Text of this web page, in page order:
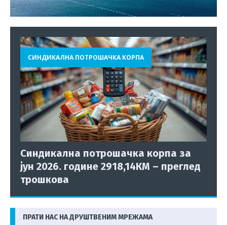
СИНДИКАЛНА ПОТРОШАЧКА КОРПА
Синдикална потрошачка корпа за
јун 2026. године 2918,14КМ – преглед
трошкова
ПРАТИ НАС НА ДРУШТВЕНИМ МРЕЖАМА